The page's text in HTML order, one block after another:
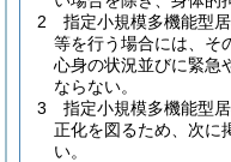
2
指定小規模多機能型
等を行う場合には、そ
心身の状況並びに緊急
ならない。
3
指定小規模多機能型
正化を図るため、次に
い。